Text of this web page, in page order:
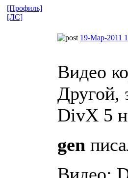
[Профиль]
[ЛС]
19-Мар-2011
Видео
Другой,
DivX 5
gen